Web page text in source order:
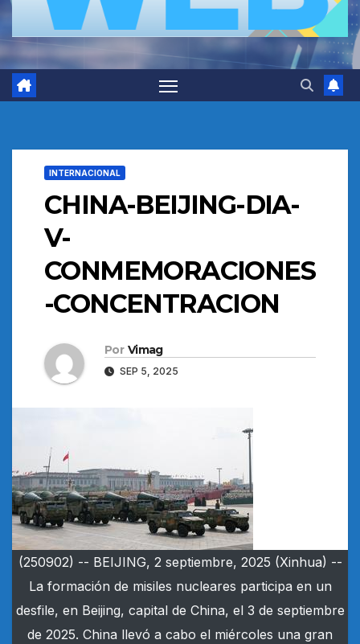
INTERNACIONAL
CHINA-BEIJING-DIA-
V-
CONMEMORACIONES
-CONCENTRACION
Por Vimag
SEP 5, 2025
(250902) -- BEIJING, 2 septiembre, 2025 (Xinhua) --
La formación de misiles nucleares participa en un
desfile, en Beijing, capital de China, el 3 de septiembre
de 2025. China llevó a cabo el miércoles una gran